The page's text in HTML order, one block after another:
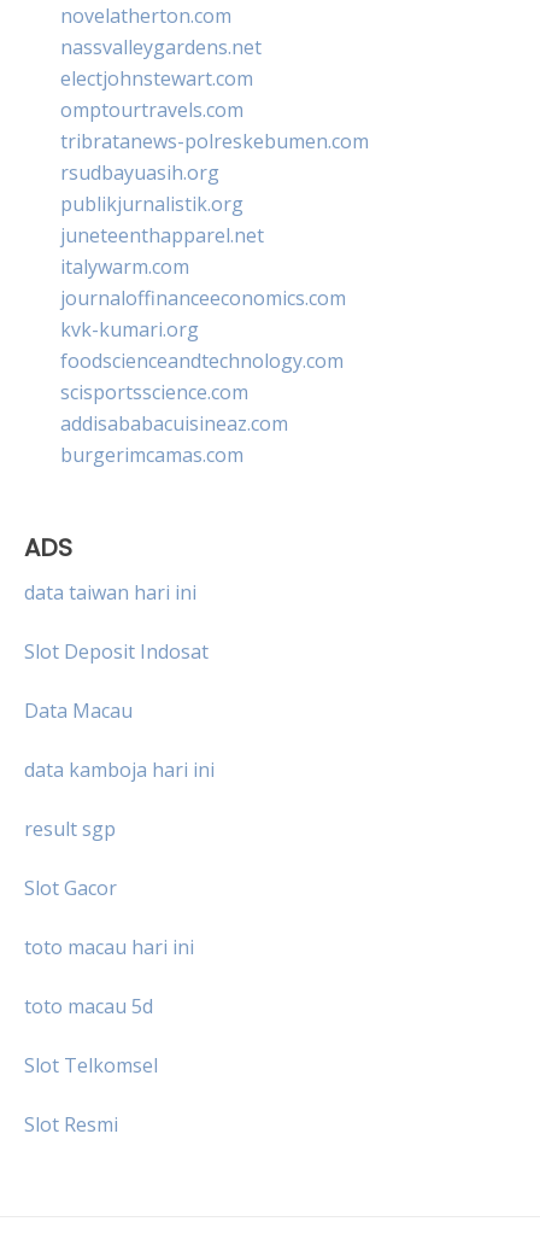
novelatherton.com
nassvalleygardens.net
electjohnstewart.com
omptourtravels.com
tribratanews-polreskebumen.com
rsudbayuasih.org
publikjurnalistik.org
juneteenthapparel.net
italywarm.com
journaloffinanceeconomics.com
kvk-kumari.org
foodscienceandtechnology.com
scisportsscience.com
addisababacuisineaz.com
burgerimcamas.com
ADS
data taiwan hari ini
Slot Deposit Indosat
Data Macau
data kamboja hari ini
result sgp
Slot Gacor
toto macau hari ini
toto macau 5d
Slot Telkomsel
Slot Resmi